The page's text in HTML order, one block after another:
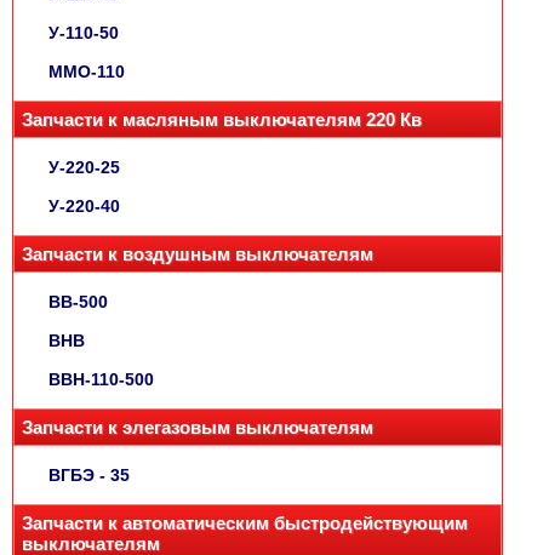
У-110-50
ММО-110
Запчасти к масляным выключателям 220 Кв
У-220-25
У-220-40
Запчасти к воздушным выключателям
ВВ-500
ВНВ
ВВН-110-500
Запчасти к элегазовым выключателям
ВГБЭ - 35
Запчасти к автоматическим быстродействующим
выключателям